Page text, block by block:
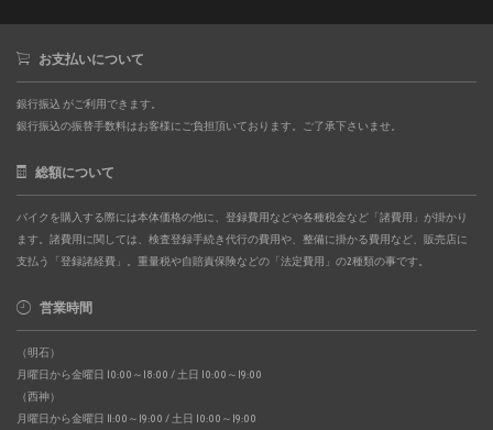
お支払いについて
銀行振込 がご利用できます。
銀行振込の振替手数料はお客様にご負担頂いております。ご了承下さいませ。
総額について
バイクを購入する際には本体価格の他に、登録費用などや各種税金など「諸費用」が掛かり
ます。諸費用に関しては、検査登録手続き代行の費用や、整備に掛かる費用など、販売店に
支払う「登録諸経費」。重量税や自賠責保険などの「法定費用」の2種類の事です。
営業時間
（明石）
月曜日から金曜日 10:00～18:00 / 土日 10:00～19:00
（西神）
月曜日から金曜日 11:00～19:00 / 土日 10:00～19:00